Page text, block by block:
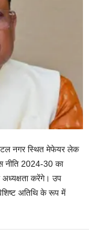
नगर स्थित मेफेयर लेक
नीति 2024-30 का
अध्यक्षता करेंगे। उप
अतिथि के रूप में